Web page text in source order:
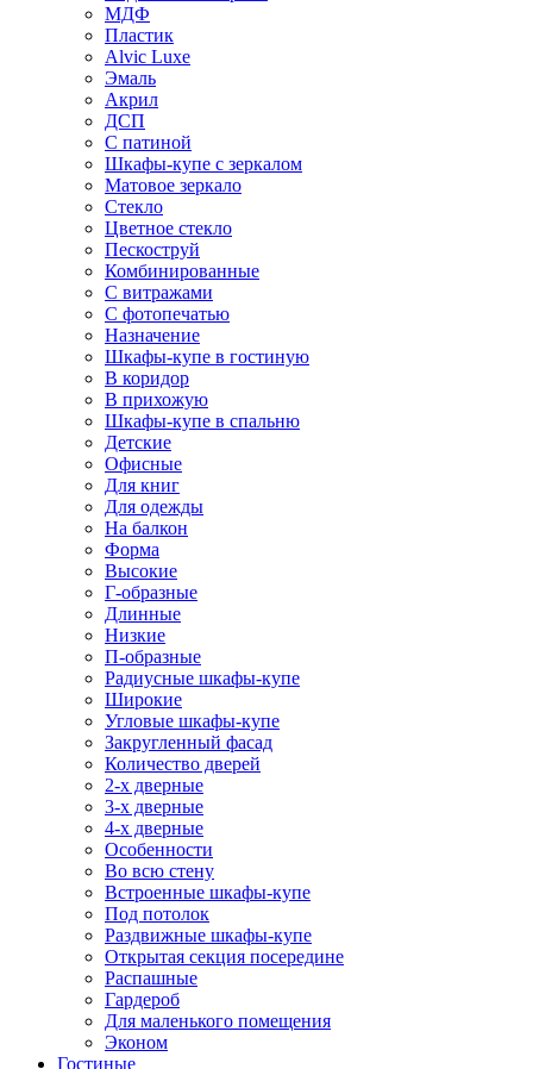
МДФ
Пластик
Alvic Luxe
Эмаль
Акрил
ДСП
С патиной
Шкафы-купе с зеркалом
Матовое зеркало
Стекло
Цветное стекло
Пескоструй
Комбинированные
С витражами
С фотопечатью
Назначение
Шкафы-купе в гостиную
В коридор
В прихожую
Шкафы-купе в спальню
Детские
Офисные
Для книг
Для одежды
На балкон
Форма
Высокие
Г-образные
Длинные
Низкие
П-образные
Радиусные шкафы-купе
Широкие
Угловые шкафы-купе
Закругленный фасад
Количество дверей
2-х дверные
3-х дверные
4-х дверные
Особенности
Во всю стену
Встроенные шкафы-купе
Под потолок
Раздвижные шкафы-купе
Открытая секция посередине
Распашные
Гардероб
Для маленького помещения
Эконом
Гостиные